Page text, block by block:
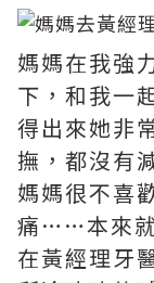
媽媽在我強
下，和我一
得出來她非
撫，都沒有
媽媽很不喜
痛……本來就
在黃經理牙